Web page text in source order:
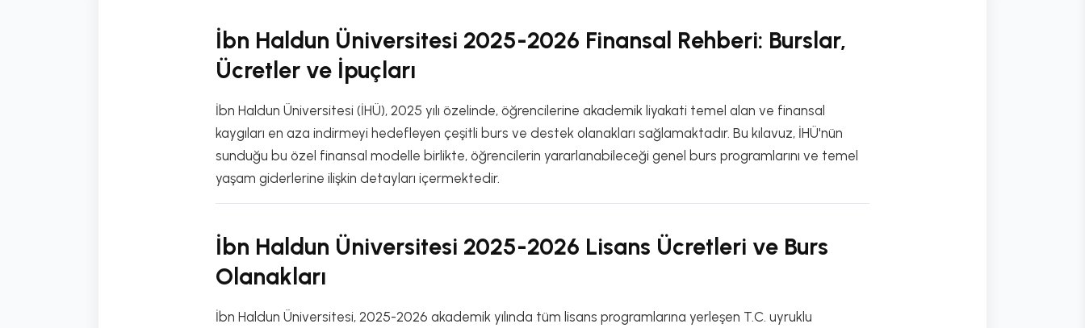
İbn Haldun Üniversitesi 2025-2026 Finansal Rehberi: Burslar,
Ücretler ve İpuçları
İbn Haldun Üniversitesi (İHÜ), 2025 yılı özelinde, öğrencilerine akademik liyakati temel alan ve finansal
kaygıları en aza indirmeyi hedefleyen çeşitli burs ve destek olanakları sağlamaktadır. Bu kılavuz, İHÜ'nün
sunduğu bu özel finansal modelle birlikte, öğrencilerin yararlanabileceği genel burs programlarını ve temel
yaşam giderlerine ilişkin detayları içermektedir.
İbn Haldun Üniversitesi 2025-2026 Lisans Ücretleri ve Burs
Olanakları
İbn Haldun Üniversitesi, 2025-2026 akademik yılında tüm lisans programlarına yerleşen T.C. uyruklu